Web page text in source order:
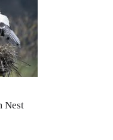
Nest